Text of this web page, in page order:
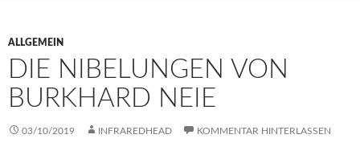
ALLGEMEIN
DIE NIBELUNGEN VON
BURKHARD NEIE
03/10/2019 INFRAREDHEAD KOMMENTAR HINTERLASSEN